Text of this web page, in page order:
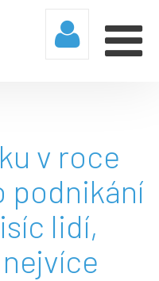
v roce
podnikání
lidí,